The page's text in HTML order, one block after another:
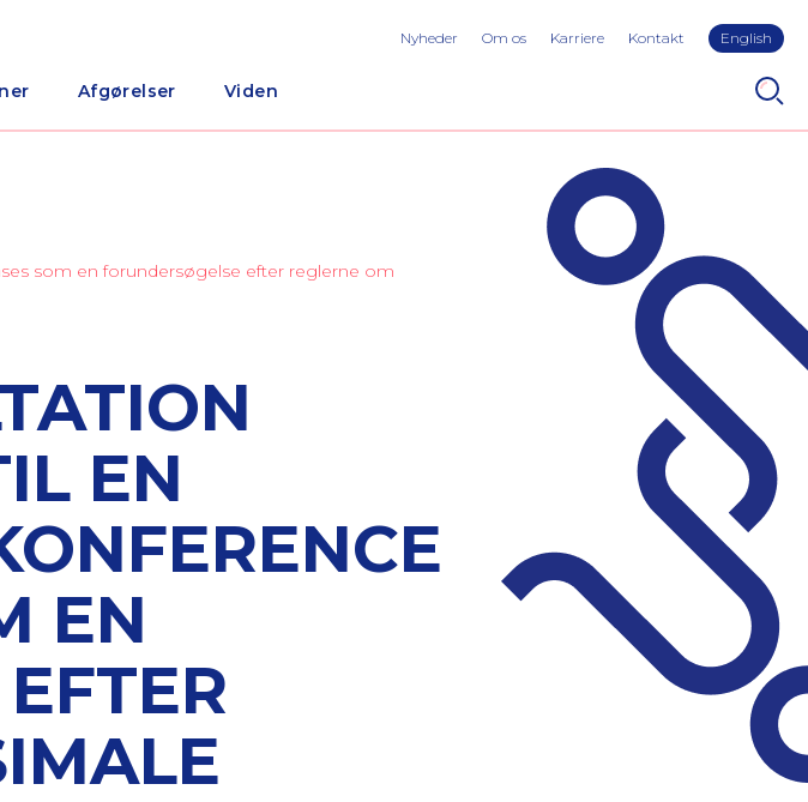
Afgørelser Viden
Nyheder Om os Karriere Kontakt English
som en forundersøgelse efter reglerne om
EN
EN